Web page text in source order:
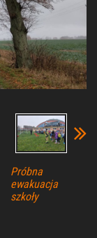
Próbna
ewakuacja
szkoły